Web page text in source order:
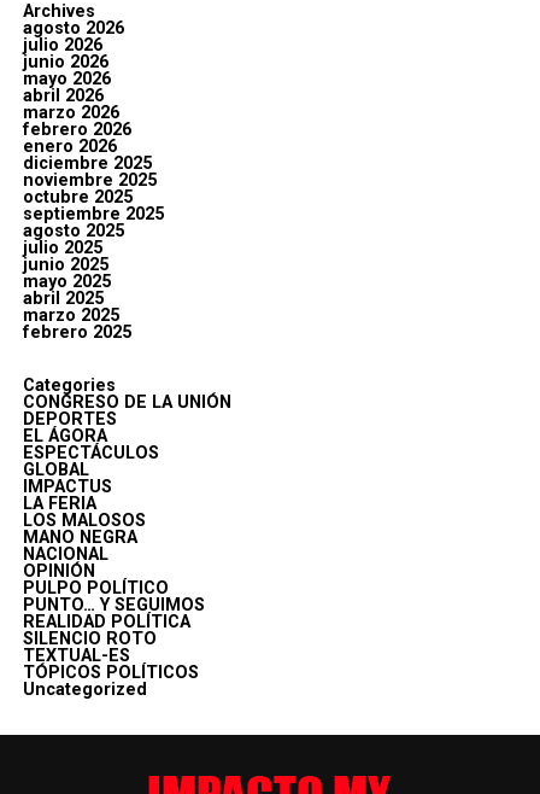
Archives
agosto 2026
julio 2026
junio 2026
mayo 2026
abril 2026
marzo 2026
febrero 2026
enero 2026
diciembre 2025
noviembre 2025
octubre 2025
septiembre 2025
agosto 2025
julio 2025
junio 2025
mayo 2025
abril 2025
marzo 2025
febrero 2025
Categories
CONGRESO DE LA UNIÓN
DEPORTES
EL ÁGORA
ESPECTÁCULOS
GLOBAL
IMPACTUS
LA FERIA
LOS MALOSOS
MANO NEGRA
NACIONAL
OPINIÓN
PULPO POLÍTICO
PUNTO… Y SEGUIMOS
REALIDAD POLÍTICA
SILENCIO ROTO
TEXTUAL-ES
TÓPICOS POLÍTICOS
Uncategorized